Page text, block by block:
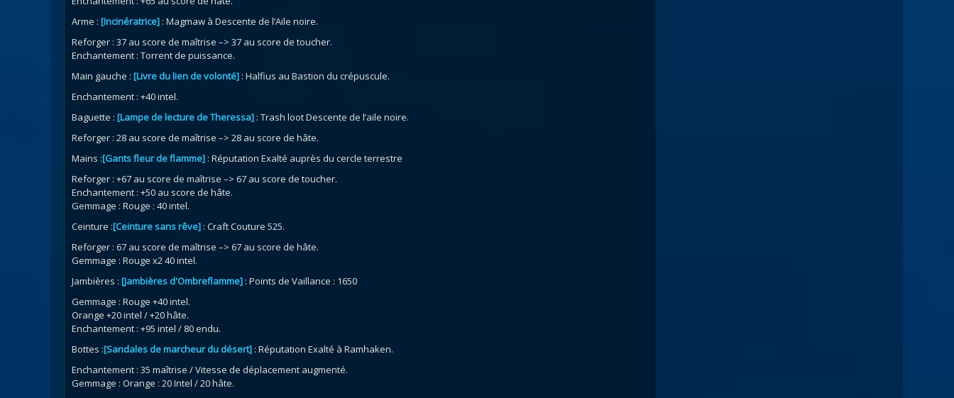
Arme : [Incinératrice] : Magmaw à Descente de l’Aile noire.
Reforger : 37 au score de maîtrise –> 37 au score de toucher.
Enchantement : Torrent de puissance.
Main gauche : [Livre du lien de volonté] : Halfius au Bastion du crépuscule.
Enchantement : +40 intel.
Baguette : [Lampe de lecture de Theressa] : Trash loot Descente de l’aile noire.
Reforger : 28 au score de maîtrise –> 28 au score de hâte.
Mains :[Gants fleur de flamme] : Réputation Exalté auprès du cercle terrestre
Reforger : +67 au score de maîtrise –> 67 au score de toucher.
Enchantement : +50 au score de hâte.
Gemmage : Rouge : 40 intel.
Ceinture :[Ceinture sans rêve] : Craft Couture 525.
Reforger : 67 au score de maîtrise –> 67 au score de hâte.
Gemmage : Rouge x2 40 intel.
Jambières : [Jambières d'Ombreflamme] : Points de Vaillance : 1650
Gemmage : Rouge +40 intel.
Orange +20 intel / +20 hâte.
Enchantement : +95 intel / 80 endu.
Bottes :[Sandales de marcheur du désert] : Réputation Exalté à Ramhaken.
Enchantement : 35 maîtrise / Vitesse de déplacement augmenté.
Gemmage : Orange : 20 Intel / 20 hâte.